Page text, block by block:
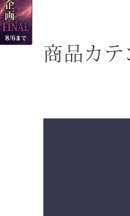
商品カテ